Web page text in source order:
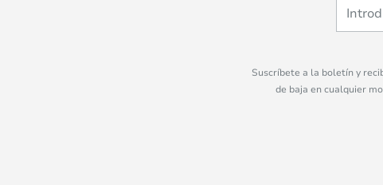
Suscríbete a la boletín y
de baja en cualquier